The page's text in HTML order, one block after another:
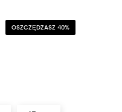
OSZCZĘDZASZ 40%